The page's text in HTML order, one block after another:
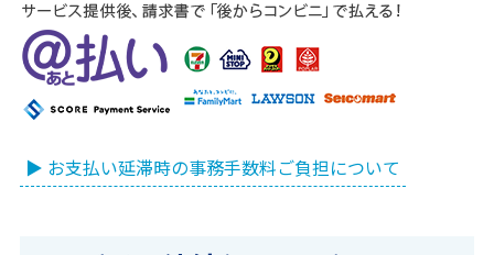
▶ お支払い延滞時の事務手数料ご負担について